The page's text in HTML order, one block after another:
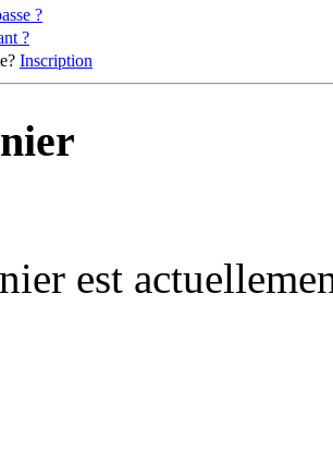
?
?
Inscription
est